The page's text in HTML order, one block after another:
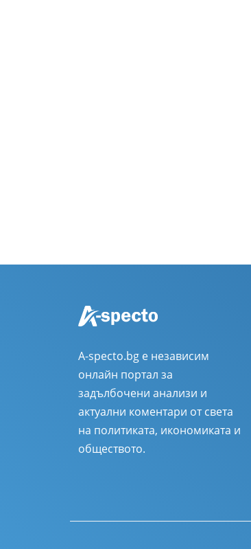
A-specto.bg е независим
онлайн портал за
задълбочени анализи и
актуални коментари от света
на политиката, икономиката и
обществото.